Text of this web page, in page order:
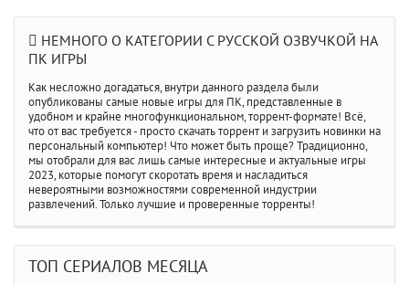
НЕМНОГО О КАТЕГОРИИ C РУССКОЙ ОЗВУЧКОЙ НА
ПК ИГРЫ
Как несложно догадаться, внутри данного раздела были
опубликованы самые новые игры для ПК, представленные в
удобном и крайне многофункциональном, торрент-формате! Всё,
что от вас требуется - просто скачать торрент и загрузить новинки на
персональный компьютер! Что может быть проще? Традиционно,
мы отобрали для вас лишь самые интересные и актуальные игры
2023, которые помогут скоротать время и насладиться
невероятными возможностями современной индустрии
развлечений. Только лучшие и проверенные торренты!
ТОП СЕРИАЛОВ МЕСЯЦА